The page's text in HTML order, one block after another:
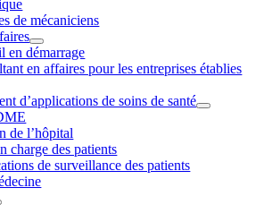
de mécaniciens
en démarrage
en affaires pour les entreprises établies
d’applications de soins de santé
de l’hôpital
charge des patients
de surveillance des patients